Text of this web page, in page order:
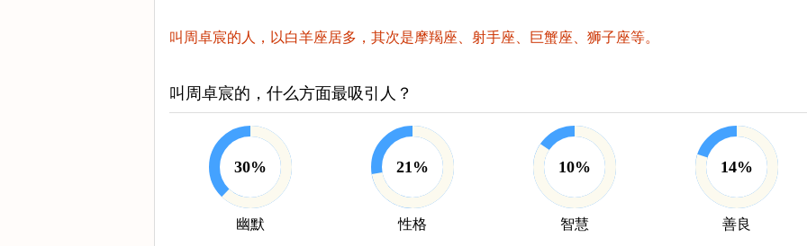
叫周卓宸的人，以白羊座居多，其次是摩羯座、射手座、巨蟹座、狮子座等。
叫周卓宸的，什么方面最吸引人？
30%
幽默
21%
性格
10%
智慧
14%
善良